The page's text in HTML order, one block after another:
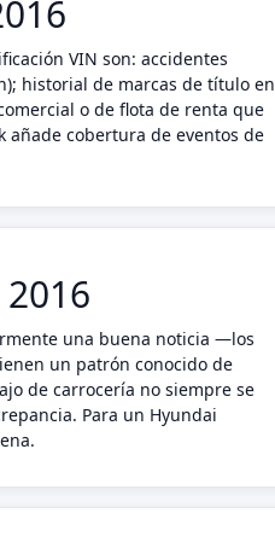
VIN son: accidentes
historial de marcas de título en
o de flota de renta que
añade cobertura de eventos de
una buena noticia —los
un patrón conocido de
de carrocería no siempre se
Para un Hyundai